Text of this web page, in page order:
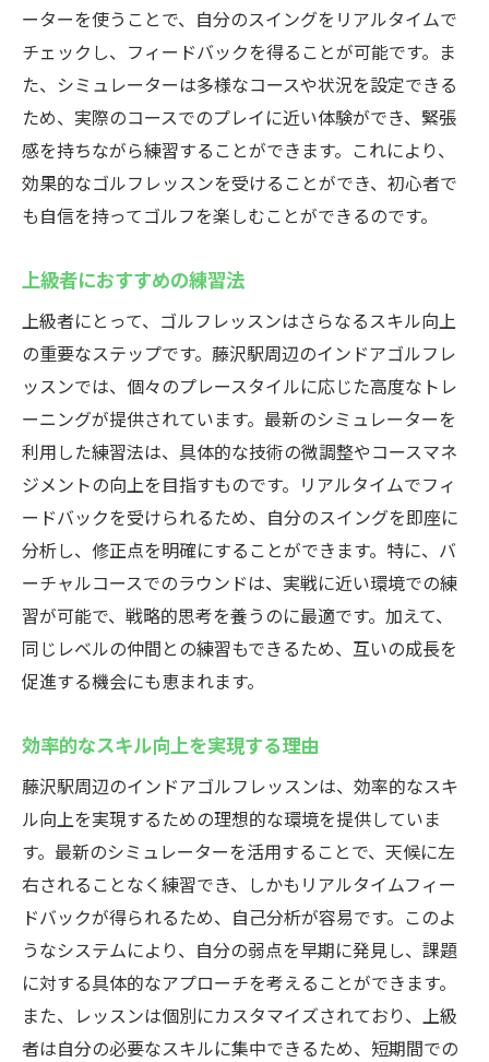
ーターを使うことで、自分のスイングをリアルタイムで
チェックし、フィードバックを得ることが可能です。ま
た、シミュレーターは多様なコースや状況を設定できる
ため、実際のコースでのプレイに近い体験ができ、緊張
感を持ちながら練習することができます。これにより、
効果的なゴルフレッスンを受けることができ、初心者で
も自信を持ってゴルフを楽しむことができるのです。
上級者におすすめの練習法
上級者にとって、ゴルフレッスンはさらなるスキル向上
の重要なステップです。藤沢駅周辺のインドアゴルフレ
ッスンでは、個々のプレースタイルに応じた高度なトレ
ーニングが提供されています。最新のシミュレーターを
利用した練習法は、具体的な技術の微調整やコースマネ
ジメントの向上を目指すものです。リアルタイムでフィ
ードバックを受けられるため、自分のスイングを即座に
分析し、修正点を明確にすることができます。特に、バ
ーチャルコースでのラウンドは、実戦に近い環境での練
習が可能で、戦略的思考を養うのに最適です。加えて、
同じレベルの仲間との練習もできるため、互いの成長を
促進する機会にも恵まれます。
効率的なスキル向上を実現する理由
藤沢駅周辺のインドアゴルフレッスンは、効率的なスキ
ル向上を実現するための理想的な環境を提供していま
す。最新のシミュレーターを活用することで、天候に左
右されることなく練習でき、しかもリアルタイムフィー
ドバックが得られるため、自己分析が容易です。このよ
うなシステムにより、自分の弱点を早期に発見し、課題
に対する具体的なアプローチを考えることができます。
また、レッスンは個別にカスタマイズされており、上級
者は自分の必要なスキルに集中できるため、短期間での